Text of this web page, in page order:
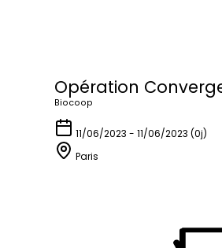
Opération
Biocoop
11/06/2023 - 11/06/2023 (0j)
Paris